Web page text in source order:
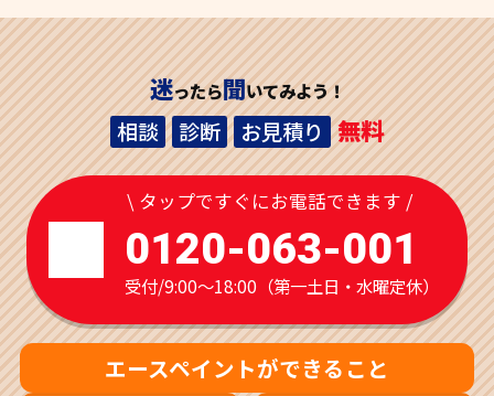
迷ったら聞いてみよう！
相談 診断 お見積り 無料
\ タップですぐにお電話できます /
0120-063-001
受付/9:00～18:00（第一土日・水曜定休）
エースペイントができること